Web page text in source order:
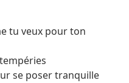
tu veux pour ton
se poser tranquille